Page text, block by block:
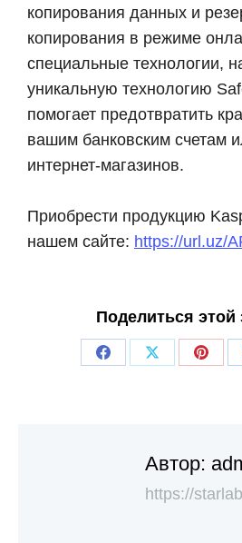
копирования данных и
копирования в режиме
специальные технологии,
уникальную технологию
помогает предотвратить
вашим банковским счетам
интернет-магазинов.
Приобрести продукцию
нашем сайте: https://url.uz/
Поделиться этой
Автор:
https://